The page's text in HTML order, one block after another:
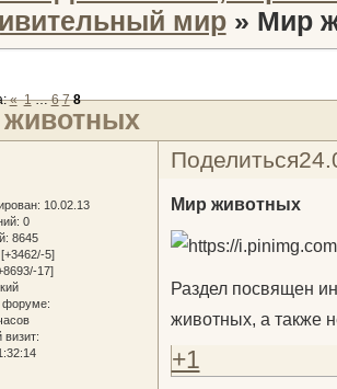
мир » Мир
« 1 … 6 7 8
Поделиться
: 10.02.13
0
8645
[+3462/-5]
17]
форуме:
визит:
Мир животных
Раздел посвящен
животных, а также
+1